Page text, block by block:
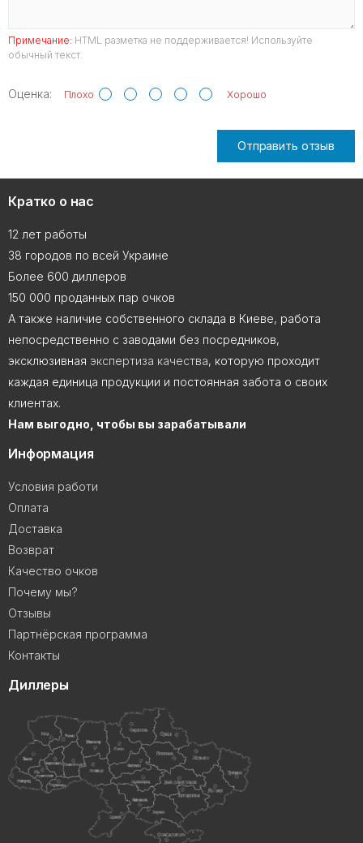
Примечание: HTML разметка не поддерживается! Используйте
обычный текст.
Оценка: Плохо Хорошо
Отправить отзыв
Кратко о нас
12 лет работы
38 городов по всей Украине
Более 600 диллеров
150 000 проданных пар очков
А также наличие собственного склада в Киеве, работа
непосредственно с заводами без посредников,
эксклюзивная экспертиза качества, которую проходит
каждая единица продукции и постоянная забота о своих
клиентах.
Нам выгодно, чтобы вы зарабатывали
Информация
Условия работи
Оплата
Доставка
Возврат
Качество очков
Почему мы?
Отзывы
Партнёрская программа
Контакты
Диллеры